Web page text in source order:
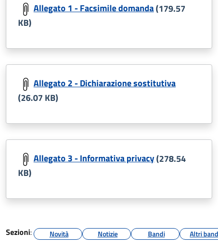
Allegato 1 - Facsimile domanda(179.57
KB)
Allegato 2 - Dichiarazione sostitutiva
(26.07 KB)
Allegato 3 - Informativa privacy(278.54
KB)
Sezioni: Novità Notizie Bandi Altri